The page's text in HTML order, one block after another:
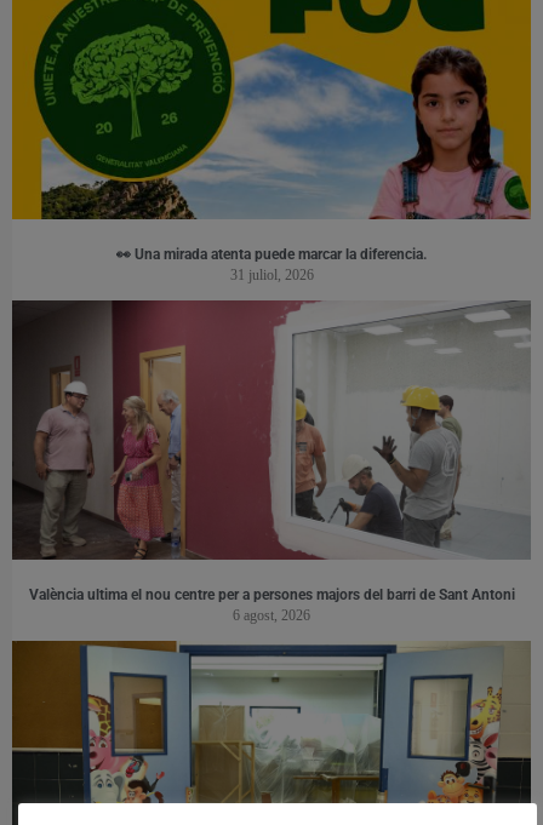
👀 Una mirada atenta puede marcar la diferencia.
31 juliol, 2026
València ultima el nou centre per a persones majors del barri de Sant Antoni
6 agost, 2026